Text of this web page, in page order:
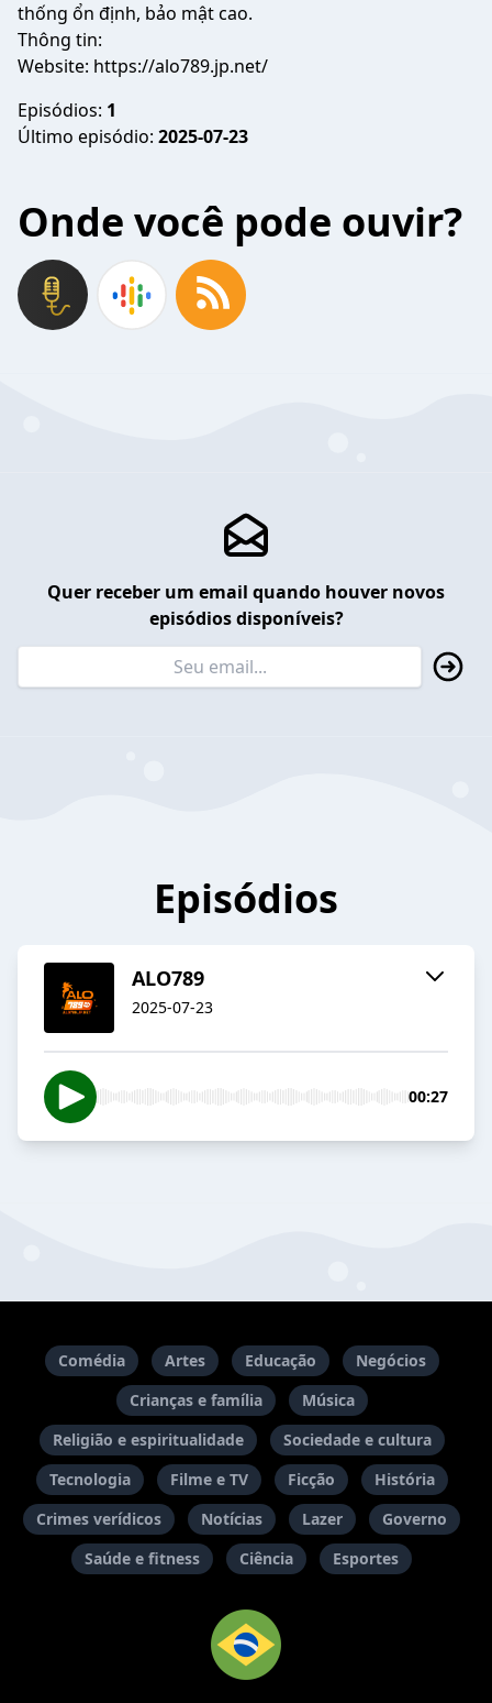
thống ổn định, bảo mật cao.
Thông tin:
Website: https://alo789.jp.net/
Episódios: 1
Último episódio: 2025-07-23
Onde você pode ouvir?
Quer receber um email quando houver novos
episódios disponíveis?
Episódios
ALO789
2025-07-23
00:27
Comédia Artes Educação
Negócios
Crianças e família
Música
Religião e espiritualidade
Sociedade e cultura
Tecnologia
Filme e TV Ficção
História
Crimes verídicos
Notícias Lazer
Governo
Saúde e fitness
Ciência Esportes